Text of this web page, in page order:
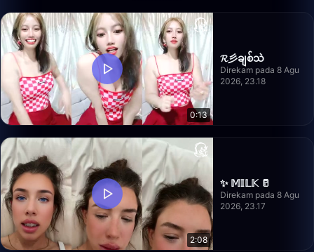
0:13
𝓡彡ချစ်သဲ
Direkam pada 8 Agu
2026, 23.18
2:08
✨ 𝕄𝕀𝕃𝕂 🥛
Direkam pada 8 Agu
2026, 23.17